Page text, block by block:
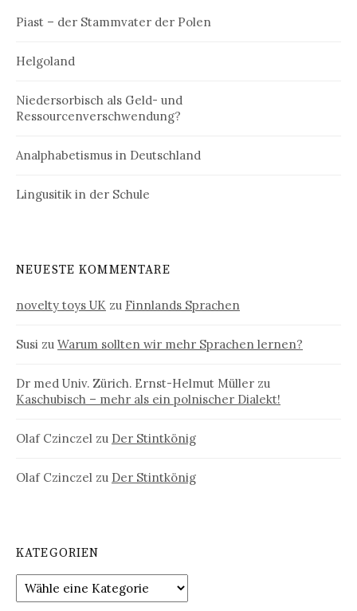
Piast – der Stammvater der Polen
Helgoland
Niedersorbisch als Geld- und
Ressourcenverschwendung?
Analphabetismus in Deutschland
Lingusitik in der Schule
NEUESTE KOMMENTARE
novelty toys UK zu Finnlands Sprachen
Susi zu Warum sollten wir mehr Sprachen lernen?
Dr med Univ. Zürich. Ernst-Helmut Müller zu
Kaschubisch – mehr als ein polnischer Dialekt!
Olaf Czinczel zu Der Stintkönig
Olaf Czinczel zu Der Stintkönig
KATEGORIEN